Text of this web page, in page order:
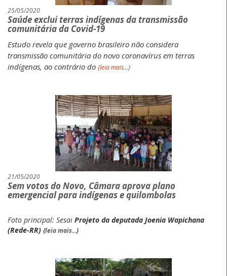
25/05/2020
Saúde exclui terras indígenas da transmissão
comunitária da Covid-19
Estudo revela que governo brasileiro não considera
transmissão comunitária do novo coronavírus em terras
indígenas, ao contrário do {leia mais...}
21/05/2020
Sem votos do Novo, Câmara aprova plano
emergencial para indígenas e quilombolas
Foto principal: Sesai Projeto da deputada Joenia Wapichana
(Rede-RR) {leia mais...}